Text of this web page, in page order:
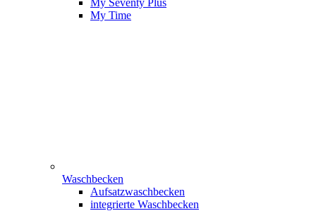
My Seventy Plus
My Time
Waschbecken
Aufsatzwaschbecken
integrierte Waschbecken